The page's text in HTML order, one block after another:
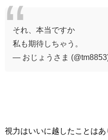
それ、本当ですか
私も期待しちゃう。
— おじょうさま
視力はいいに越したことはあ